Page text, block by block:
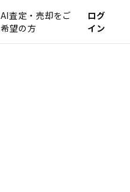
AI査定・売却をご
希望の方
ログ
イン